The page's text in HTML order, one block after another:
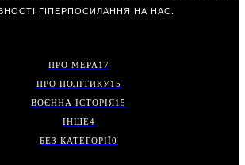
ГІПЕРПОСИЛАННЯ НА НАС.
ПРО МЕРА 17
ПРО ПОЛІТИКУ15
ВОЄННА ІСТОРІЯ15
ІНШЕ4
БЕЗ КАТЕГОРІЇ0